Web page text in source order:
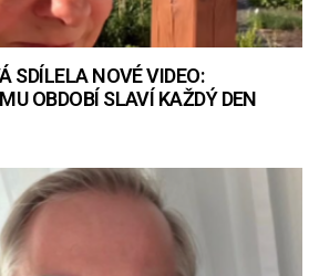
SDÍLELA NOVÉ VIDEO:
OBDOBÍ SLAVÍ KAŽDÝ DEN